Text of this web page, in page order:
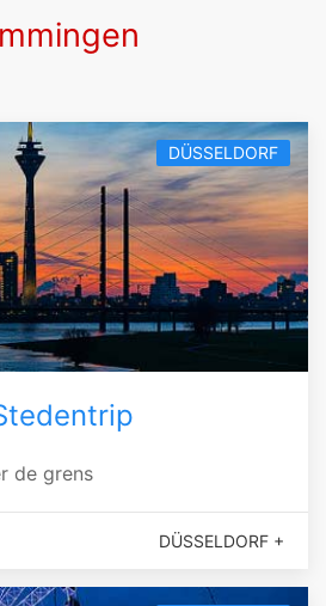
DÜSSELDORF
de grens
DÜSSELDORF +